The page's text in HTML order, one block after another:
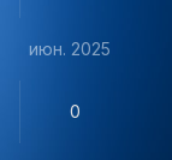
июн. 2025
0